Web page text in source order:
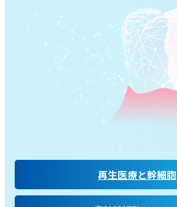
再生医療と幹細胞